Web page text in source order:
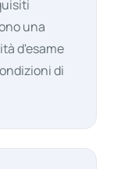
una
d'esame
di